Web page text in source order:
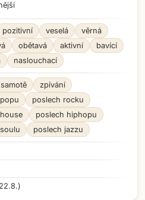
pozitivní veselá
věrná
obětavá aktivní
bavící
naslouchací
zpívání
poslech rocku
poslech hiphopu
poslech jazzu